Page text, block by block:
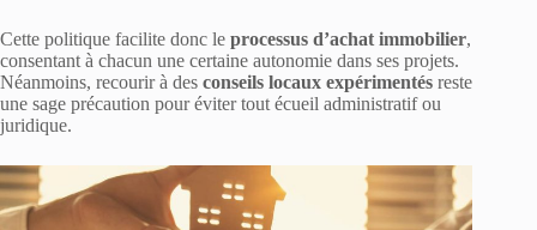
Cette politique facilite donc le processus d’achat immobilier,
consentant à chacun une certaine autonomie dans ses projets.
Néanmoins, recourir à des conseils locaux expérimentés reste
une sage précaution pour éviter tout écueil administratif ou
juridique.